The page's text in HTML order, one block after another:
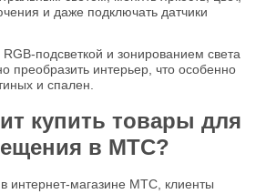
и даже подключать датчики
подсветкой и зонированием света
преобразить интерьер, что особенно
и спален.
купить товары для
в МТС?
интернет-магазине МТС, клиенты